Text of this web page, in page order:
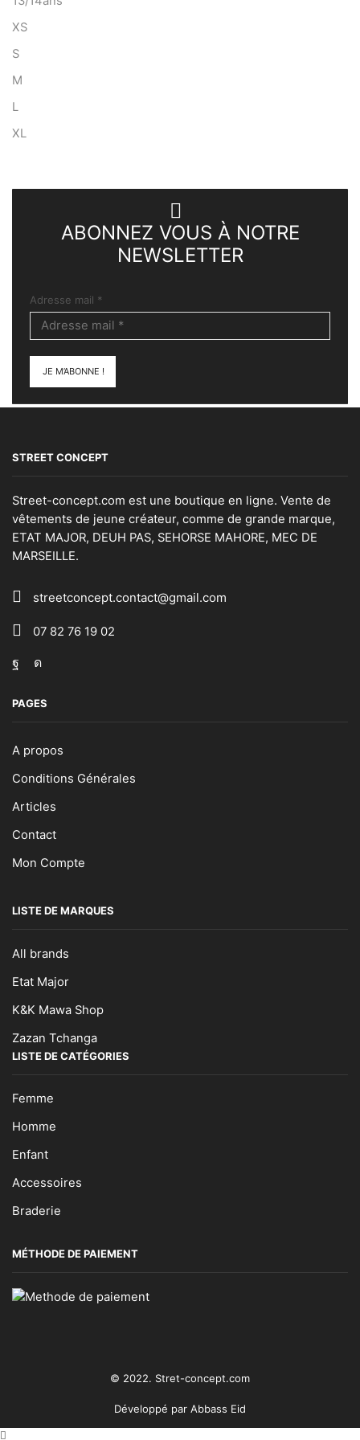
XS
S
M
L
XL
ABONNEZ VOUS À NOTRE
NEWSLETTER
Adresse mail *
STREET CONCEPT
Street-concept.com est une boutique en ligne. Vente de
vêtements de jeune créateur, comme de grande marque,
ETAT MAJOR, DEUH PAS, SEHORSE MAHORE, MEC DE
MARSEILLE.
streetconcept.contact@gmail.com
07 82 76 19 02
Facebook
Instagram
PAGES
A propos
Conditions Générales
Articles
Contact
Mon Compte
LISTE DE MARQUES
All brands
Etat Major
K&K Mawa Shop
Zazan Tchanga
LISTE DE CATÉGORIES
Femme
Homme
Enfant
Accessoires
Braderie
MÉTHODE DE PAIEMENT
© 2022. Stret-concept.com
Développé par Abbass Eid